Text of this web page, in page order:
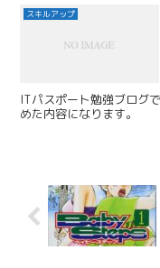
スキルアップ
ITパスポート勉強ブログ
めた内容になります。